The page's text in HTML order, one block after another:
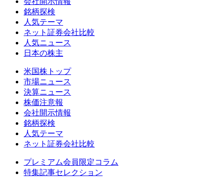
銘柄探検
人気テーマ
ネット証券会社比較
人気ニュース
日本の株主
米国株トップ
市場ニュース
決算ニュース
株価注意報
会社開示情報
銘柄探検
人気テーマ
ネット証券会社比較
プレミアム会員限定コラム
特集記事セレクション